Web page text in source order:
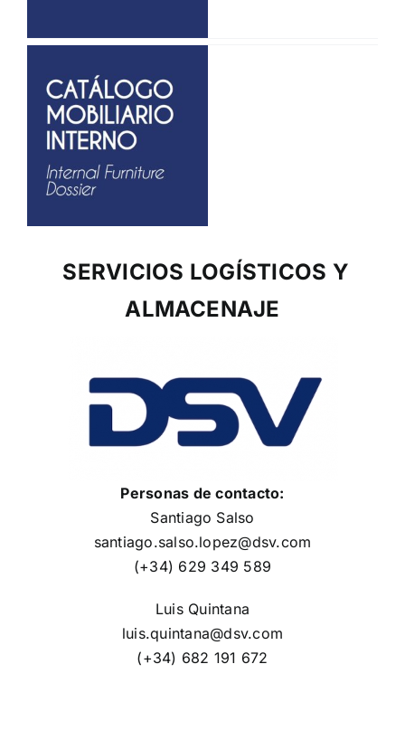
SERVICIOS LOGÍSTICOS Y
ALMACENAJE
Personas de contacto:
Santiago Salso
santiago.salso.lopez@dsv.com
(+34) 629 349 589
Luis Quintana
luis.quintana@dsv.com
(+34) 682 191 672